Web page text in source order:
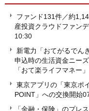
ファンド131件／約
産投資クラウドファン
10:30
新電力「おてがるでん
申込時の生活資金ニー
「おて楽ライフマネー
東京アプリの「東京ポ
POINT」への交換開始
「金融・保険」のプレ